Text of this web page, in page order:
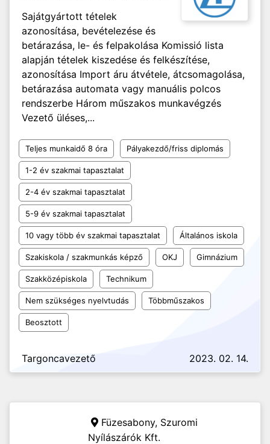
Sajátgyártott tételek
azonosítása, bevételezése és
betárazása, le- és felpakolása Komissió lista
alapján tételek kiszedése és felkészítése,
azonosítása Import áru átvétele, átcsomagolása,
betárazása automata vagy manuális polcos
rendszerbe Három műszakos munkavégzés
Vezető üléses,...
Teljes munkaidő 8 óra Pályakezdő/friss diplomás
1-2 év szakmai tapasztalat
2-4 év szakmai tapasztalat
5-9 év szakmai tapasztalat
10 vagy több év szakmai tapasztalat Általános iskola
Szakiskola / szakmunkás képző OKJ Gimnázium
Szakközépiskola Technikum
Nem szükséges nyelvtudás Többműszakos
Beosztott
Targoncavezető 2023. 02. 14.
Füzesabony, Szuromi
Nyílászárók Kft.